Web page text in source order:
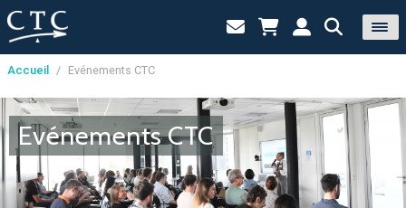
Panneau de gestion des cookies
Accueil / Evénements CTC
Evénements CTC